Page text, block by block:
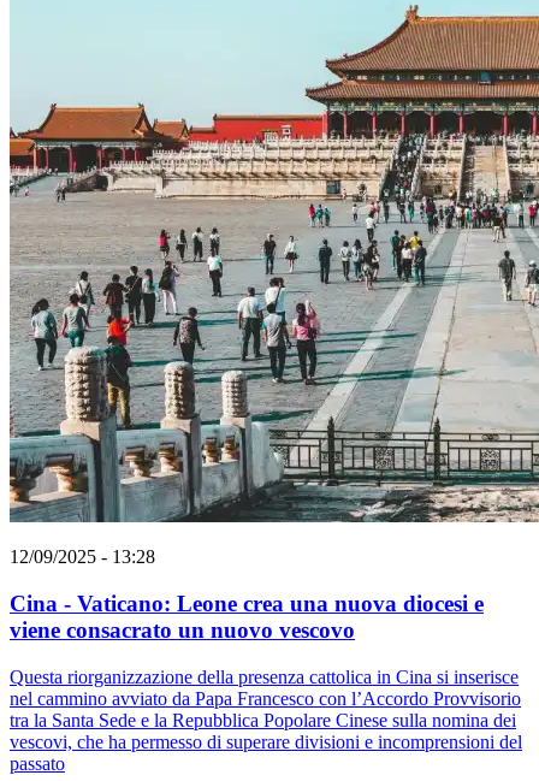
12/09/2025 - 13:28
Cina - Vaticano: Leone crea una nuova diocesi e
viene consacrato un nuovo vescovo
Questa riorganizzazione della presenza cattolica in Cina si inserisce
nel cammino avviato da Papa Francesco con l’Accordo Provvisorio
tra la Santa Sede e la Repubblica Popolare Cinese sulla nomina dei
vescovi, che ha permesso di superare divisioni e incomprensioni del
passato